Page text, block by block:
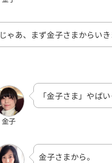
じゃあ、まず金子さまからいき
金子
「金子さま」やば
金子さまから。